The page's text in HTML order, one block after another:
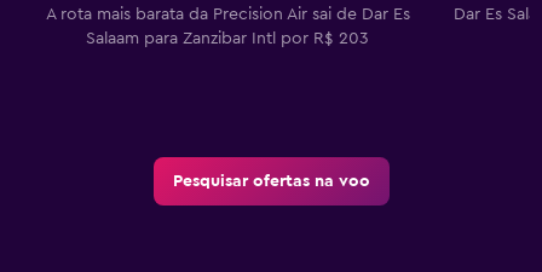
A rota mais barata da Precision Air sai de Dar Es
Salaam para Zanzibar Intl por R$ 203
Dar Es
Pesquisar ofertas na voo